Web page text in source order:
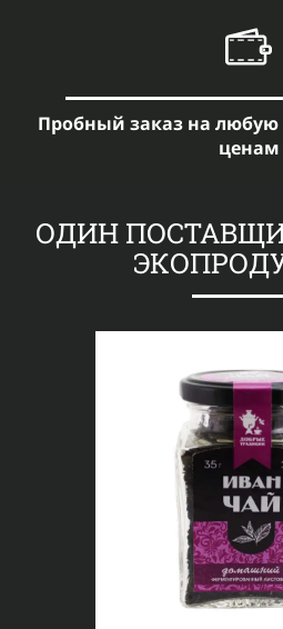
Пробный заказ на
ценам
ОДИН